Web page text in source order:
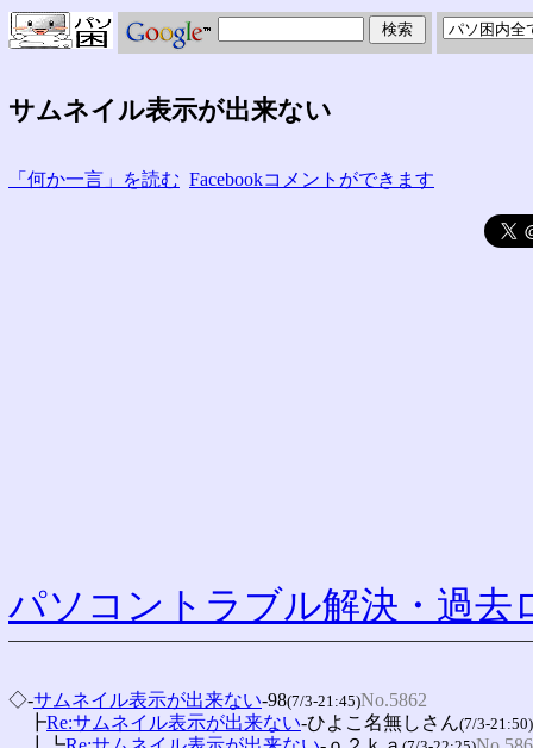
サムネイル表示が出来ない
「何か一言」を読む Facebookコメントができます
パソコントラブル解決・過去
◇-サムネイル表示が出来ない-98(7/3-21:45)No.5862
┣Re:サムネイル表示が出来ない-ひよこ名無しさん(7/3-21:50)